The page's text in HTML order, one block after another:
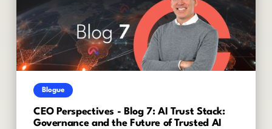
Blogue
CEO Perspectives - Blog 7: AI Trust Stack:
Governance and the Future of Trusted AI